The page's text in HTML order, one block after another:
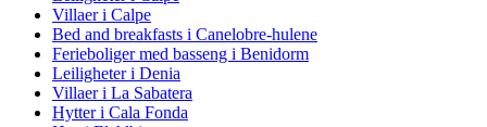
Villaer i Calpe
Bed and breakfasts i Canelobre-hulene
Ferieboliger med basseng i Benidorm
Leiligheter i Denia
Villaer i La Sabatera
Hytter i Cala Fonda